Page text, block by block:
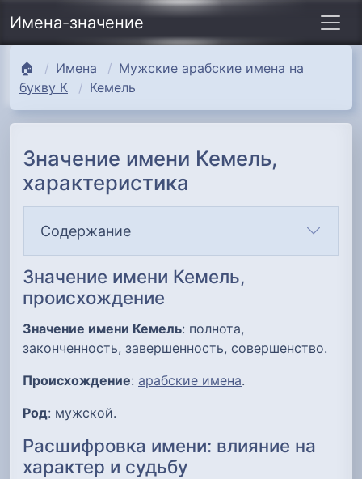
Имена-значение
🏠 Имена
Мужские арабские имена на
букву К
Кемель
Значение имени Кемель,
характеристика
Содержание
Значение имени Кемель,
происхождение
Значение имени Кемель: полнота,
законченность, завершенность, совершенство.
Происхождение: арабские имена.
Род: мужской.
Расшифровка имени: влияние на
характер и судьбу